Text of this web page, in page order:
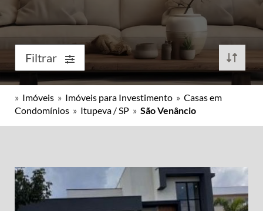
Filtrar
» Imóveis » Imóveis para Investimento » Casas em
Condomínios » Itupeva / SP » São Venâncio